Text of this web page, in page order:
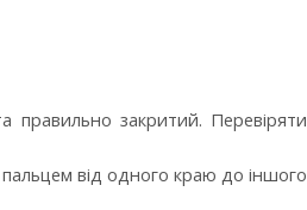
закритий. Перевіряти
пальцем від одного краю до іншого